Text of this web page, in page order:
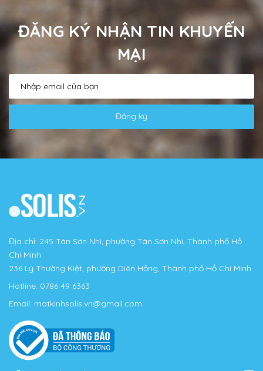
ĐĂNG KÝ NHẬN TIN KHUYẾN
MẠI
Đăng ký
Địa chỉ: 245 Tân Sơn Nhì, phường Tân Sơn Nhì, Thành phố Hồ
Chí Minh
236 Lý Thường Kiệt, phường Diên Hồng, Thành phố Hồ Chí Minh
Hotline: 0786 49 6363
Email: matkinhsolis.vn@gmail.com